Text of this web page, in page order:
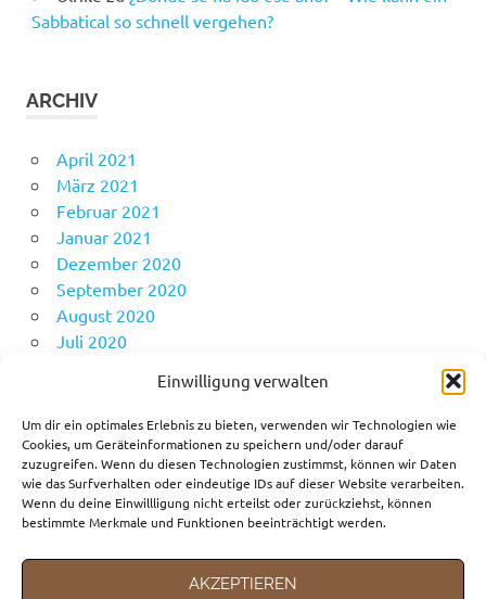
Einwilligung verwalten
Um dir ein optimales Erlebnis zu bieten, verwenden wir Technologien wie
Cookies, um Geräteinformationen zu speichern und/oder darauf
zuzugreifen. Wenn du diesen Technologien zustimmst, können wir Daten
wie das Surfverhalten oder eindeutige IDs auf dieser Website verarbeiten.
Wenn du deine Einwillligung nicht erteilst oder zurückziehst, können
bestimmte Merkmale und Funktionen beeinträchtigt werden.
AKZEPTIEREN
Sabbatical so schnell vergehen?
ARCHIV
April 2021
März 2021
Februar 2021
Januar 2021
Dezember 2020
September 2020
August 2020
Juli 2020
April 2020
KATEGORIEN
Fortbewegungsmittel